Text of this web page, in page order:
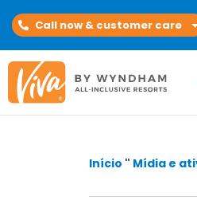
Call now & customer care
Início " Mídia e